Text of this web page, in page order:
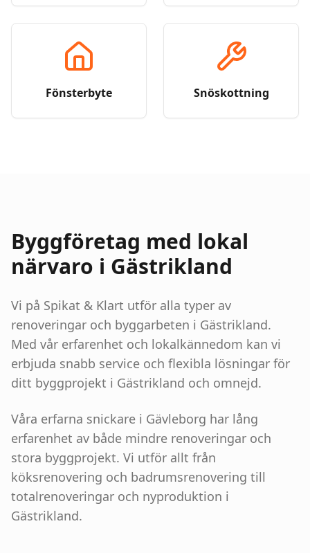
Fönsterbyte Snöskottning
Byggföretag med lokal
närvaro i Gästrikland
Vi på Spikat & Klart utför alla typer av
renoveringar och byggarbeten i Gästrikland.
Med vår erfarenhet och lokalkännedom kan vi
erbjuda snabb service och flexibla lösningar för
ditt byggprojekt i Gästrikland och omnejd.
Våra erfarna snickare i Gävleborg har lång
erfarenhet av både mindre renoveringar och
stora byggprojekt. Vi utför allt från
köksrenovering och badrumsrenovering till
totalrenoveringar och nyproduktion i
Gästrikland.